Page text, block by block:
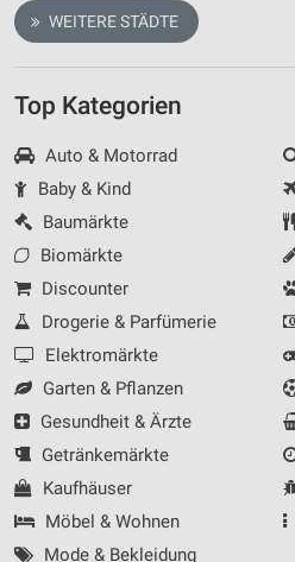
WEITERE STÄDTE
Top Kategorien
Auto & Motorrad
Baby & Kind
Baumärkte
Biomärkte
Discounter
Drogerie & Parfümerie
Elektromärkte
Garten & Pflanzen
Gesundheit & Ärzte
Getränkemärkte
Kaufhäuser
Möbel & Wohnen
Mode & Bekleidung